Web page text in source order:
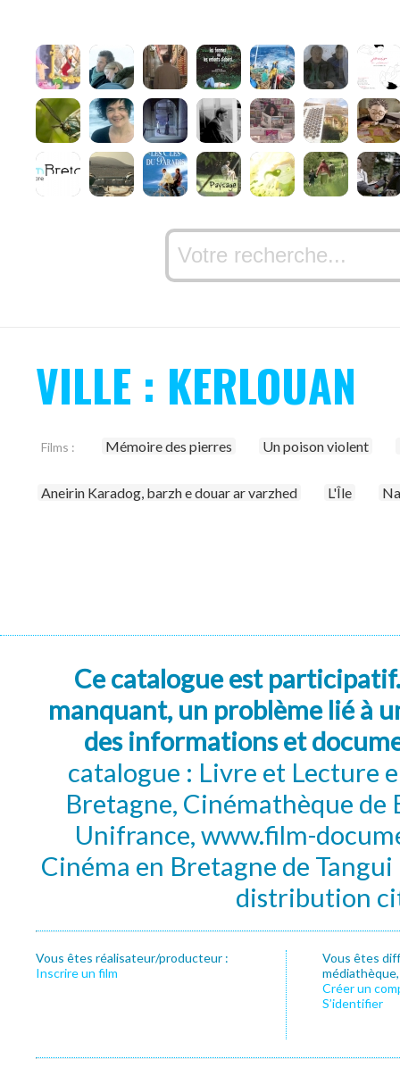
VILLE : KERLOUAN
Films : Mémoire des pierres Un poison violent
Aneirin Karadog, barzh e douar ar varzhed L'Île
Ce catalogue est
manquant, un problème lié à
des informations et
catalogue : Livre et Lecture
Bretagne, Cinémathèque de
Unifrance, www.film-
Cinéma en Bretagne de
distribution
Vous êtes réalisateur/producteur :
Inscrire un film
Vous êtes
Créer un
S’identifier